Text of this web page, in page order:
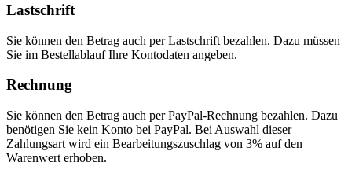
Lastschrift
Sie können den Betrag auch per Lastschrift bezahlen. Dazu müssen
Sie im Bestellablauf Ihre Kontodaten angeben.
Rechnung
Sie können den Betrag auch per PayPal-Rechnung bezahlen. Dazu
benötigen Sie kein Konto bei PayPal. Bei Auswahl dieser
Zahlungsart wird ein Bearbeitungszuschlag von 3% auf den
Warenwert erhoben.